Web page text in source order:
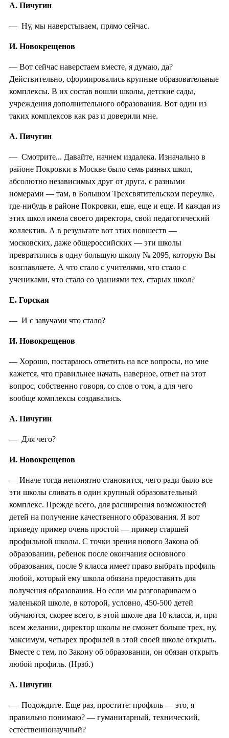
А. Пичугин
— Ну, мы наверстываем, прямо сейчас.
И. Новокрещенов
— Вот сейчас наверстаем вместе, я думаю, да?
Действительно, сформировались крупные образовательные
комплексы. В их состав вошли школы, детские сады,
учреждения дополнительного образования. Вот один из
таких комплексов как раз и доверили мне.
А. Пичугин
— Смотрите... Давайте, начнем издалека. Изначально в
районе Покровки в Москве было семь разных школ,
абсолютно независимых друг от друга, с разными
номерами — там, в Большом Трехсвятительском переулке,
где-нибудь в районе Покровки, еще, еще и еще. И каждая из
этих школ имела своего директора, свой педагогический
коллектив. А в результате вот этих новшеств —
московских, даже общероссийских — эти школы
превратились в одну большую школу № 2095, которую Вы
возглавляете. А что стало с учителями, что стало с
учениками, что стало со зданиями тех, старых школ?
Е. Горская
— И с завучами что стало?
И. Новокрещенов
— Хорошо, постараюсь ответить на все вопросы, но мне
кажется, что правильнее начать, наверное, ответ на этот
вопрос, собственно говоря, со слов о том, а для чего
вообще комплексы создавались.
А. Пичугин
— Для чего?
И. Новокрещенов
— Иначе тогда непонятно становится, чего ради было все
эти школы сливать в один крупный образовательный
комплекс. Прежде всего, для расширения возможностей
детей на получение качественного образования. Я вот
приведу пример очень простой — пример старшей
профильной школы. С точки зрения нового Закона об
образовании, ребенок после окончания основного
образования, после 9 класса имеет право выбрать профиль
любой, который ему школа обязана предоставить для
получения образования. Но если мы разговариваем о
маленькой школе, в которой, условно, 450-500 детей
обучаются, скорее всего, в этой школе два 10 класса, и, при
всем желании, директор школы не сможет больше трех, ну,
максимум, четырех профилей в этой своей школе открыть.
Вместе с тем, по Закону об образовании, он обязан открыть
любой профиль. (Нрзб.)
А. Пичугин
— Подождите. Еще раз, простите: профиль — это, я
правильно понимаю? — гуманитарный, технический,
естественнонаучный?